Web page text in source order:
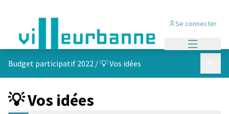
Se connecter
Budget participatif 2022 /💡 Vos idées
💡 Vos idées